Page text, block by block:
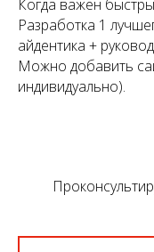
Когда важен
Разработка 1
айдентика +
Можно добавить
индивидуально).